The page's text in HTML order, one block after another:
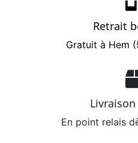
Retrait
Gratuit à Hem
En point relais